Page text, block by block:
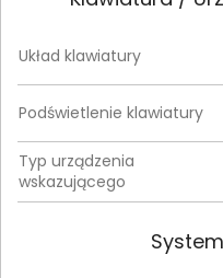
Układ klawiatury
Podświetlenie klawiatury
Typ urządzenia
wskazującego